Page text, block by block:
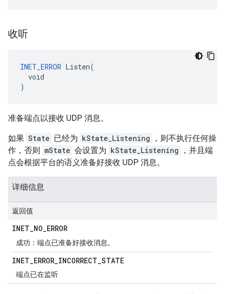
收听
INET_ERROR Listen(
  void
)
准备端点以接收 UDP 消息。
如果 State 已经为 kState_Listening
，则不执行任何操
作，否则 mState 会设置为 kState_Listening
，并且端
点会根据平台的语义准备好接收 UDP 消息。
详细信息
返回值
INET_NO_ERROR
成功：端点已准备好接收消息。
INET_ERROR_INCORRECT_STATE
端点已在监听